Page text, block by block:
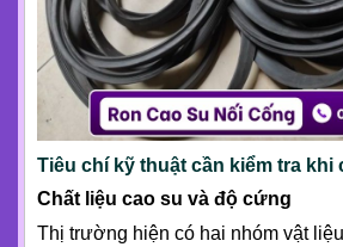
Tiêu chí kỹ thuật cần kiểm tra khi
Chất liệu cao su và độ cứng
Thị trường hiện có hai nhóm vật